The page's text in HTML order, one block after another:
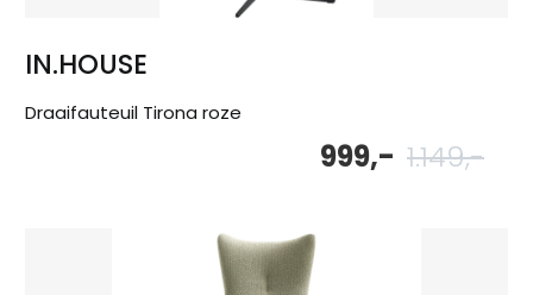
IN.HOUSE
Draaifauteuil Tirona roze
1.149,-
999,-